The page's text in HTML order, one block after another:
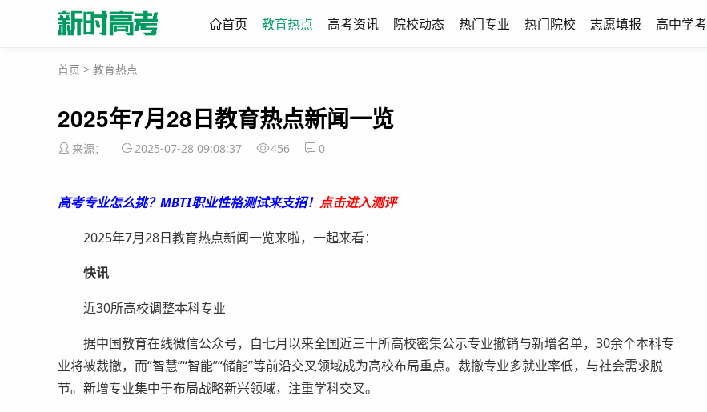
首页 教育热点 高考资讯 院校动态 热门专业 热门院校 志愿填报 高中学考
首页 > 教育热点
2025年7月28日教育热点新闻一览
来源： 2025-07-28 09:08:37 456 0
高考专业怎么挑？MBTI职业性格测试来支招！ 点击进入测评
2025年7月28日教育热点新闻一览来啦，一起来看：
快讯
近30所高校调整本科专业
据中国教育在线微信公众号，自七月以来全国近三十所高校密集公示专业撤销与新增名单，30余个本科专
业将被裁撤，而“智慧”“智能”“储能”等前沿交叉领域成为高校布局重点。裁撤专业多就业率低，与社会需求脱
节。新增专业集中于布局战略新兴领域，注重学科交叉。